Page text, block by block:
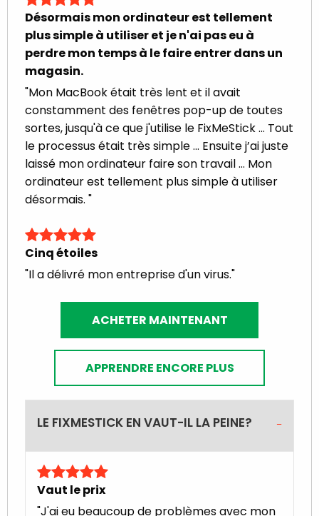
Désormais mon ordinateur est tellement
plus simple à utiliser et je n'ai pas eu à
perdre mon temps à le faire entrer dans un
magasin.
"Mon MacBook était très lent et il avait
constamment des fenêtres pop-up de toutes
sortes, jusqu'à ce que j'utilise le FixMeStick ... Tout
le processus était très simple ... Ensuite j’ai juste
laissé mon ordinateur faire son travail ... Mon
ordinateur est tellement plus simple à utiliser
désormais. "
Cinq étoiles
"Il a délivré mon entreprise d'un virus."
ACHETER MAINTENANT
APPRENDRE ENCORE PLUS
LE FIXMESTICK EN VAUT-IL LA PEINE?
Vaut le prix
"J'ai eu beaucoup de problèmes avec mon